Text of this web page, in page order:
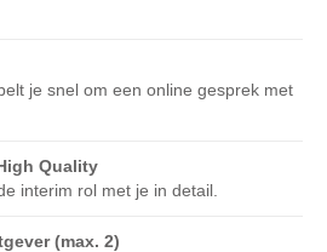
je snel om een online gesprek met
Quality
interim rol met je in detail.
(max. 2)